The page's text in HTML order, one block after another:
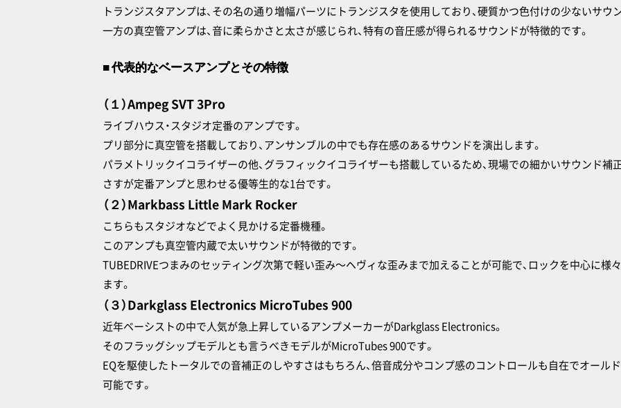
トランジスタアンプは、その名の通り増幅パーツにトランジスタを使用しており、硬質かつ色付けの少ないサウ
一方の真空管アンプは、音に柔らかさと太さが感じられ、特有の音圧感が得られるサウンドが特徴的です。
■ 代表的なベースアンプとその特徴
（１）Ampeg SVT 3Pro
ライブハウス・スタジオ定番のアンプです。
プリ部分に真空管を搭載しており、アンサンブルの中でも存在感のあるサウンドを演出します。
パラメトリックイコライザーの他、グラフィックイコライザーも搭載しているため、現場での細かいサウンド補
さすが定番アンプと思わせる優等生的な1台です。
（２）Markbass Little Mark Rocker
こちらもスタジオなどでよく見かける定番機種。
このアンプも真空管内蔵で太いサウンドが特徴的です。
TUBEDRIVEつまみのセッティング次第で軽い歪み〜ヘヴィな歪みまで加えることが可能で、ロックを中心に様
ます。
（３）Darkglass Electronics MicroTubes 900
近年ベーシストの中で人気が急上昇しているアンプメーカーがDarkglass Electronics。
そのフラッグシップモデルとも言うべきモデルがMicroTubes 900です。
EQを駆使したトータルでの音補正のしやすさはもちろん、倍音成分やコンプ感のコントロールも自在でオール
可能です。